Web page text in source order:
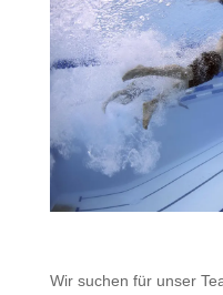
Wir suchen für unser